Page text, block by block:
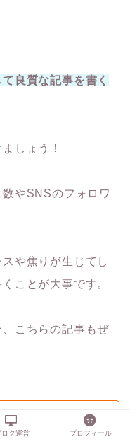
良質な記事を書く
しょう！
やSNSのフォロワ
や焦りが生じてし
ことが大事です。
こちらの記事もぜ
駄】フォロワー数を
まうのは人生の無駄
ログ運営 プロフィール